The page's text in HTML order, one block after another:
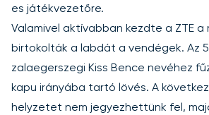
es játékvezetőre.
Valamivel aktívabban kezdte a ZTE
birtokolták a labdát a vendégek. Az
zalaegerszegi Kiss Bence nevéhez
kapu irányába tartó lövés. A
helyzetet nem jegyezhettünk fel,